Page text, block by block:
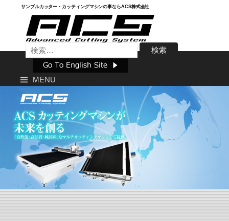
サンプルカッター・カッティングマシンの事ならACS株式会社
検
索:
MENU